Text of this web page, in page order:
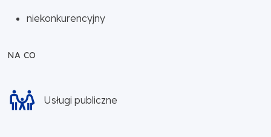
niekonkurencyjny
NA CO
Usługi publiczne